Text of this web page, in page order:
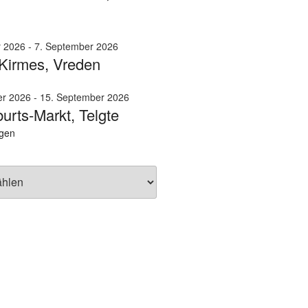
2026 - 7. September 2026
Vreden
2026 - 15. September 2026
Markt, Telgte